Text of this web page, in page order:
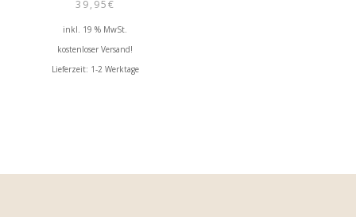
5.00 von 5
39,95€
inkl. 19 % MwSt.
kostenloser Versand!
Lieferzeit: 1-2 Werktage